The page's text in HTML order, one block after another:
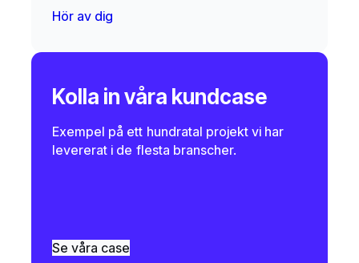
Hör av dig
Kolla in våra kundcase
Exempel på ett hundratal projekt vi har
levererat i de flesta branscher.
Se våra case